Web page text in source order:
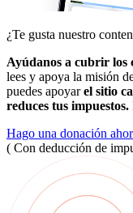
¿Te gusta nuestro
Ayúdanos a cubrir los
lees y apoya la misión
puedes apoyarel sitio
reduces tus impuestos.
Hago una donación
( Con deducción de